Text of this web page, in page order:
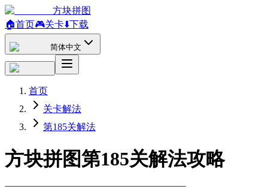
方块拼图
🏠首页🎮关卡⬇️下载
简体中文
首页
关卡解法
第185关解法
方块拼图第185关解法攻略